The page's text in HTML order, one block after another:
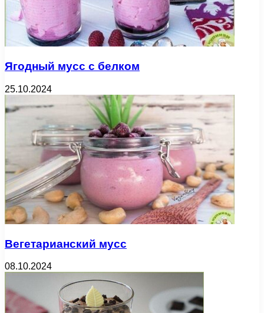
Ягодный мусс с белком
25.10.2024
Вегетарианский мусс
08.10.2024